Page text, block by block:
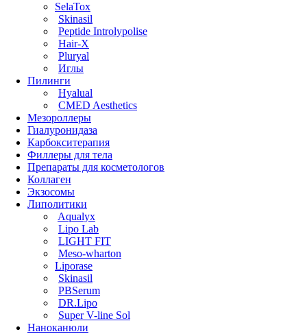
SelaTox
Skinasil
Peptide Introlypolise
Hair-X
Pluryal
Иглы
Пилинги
Hyalual
CMED Aesthetics
Мезороллеры
Гиалуронидаза
Карбокситерапия
Филлеры для тела
Препараты для косметологов
Коллаген
Экзосомы
Липолитики
Aqualyx
Lipo Lab
LIGHT FIT
Meso-wharton
Liporase
Skinasil
PBSerum
DR.Lipo
Super V-line Sol
Наноканюли